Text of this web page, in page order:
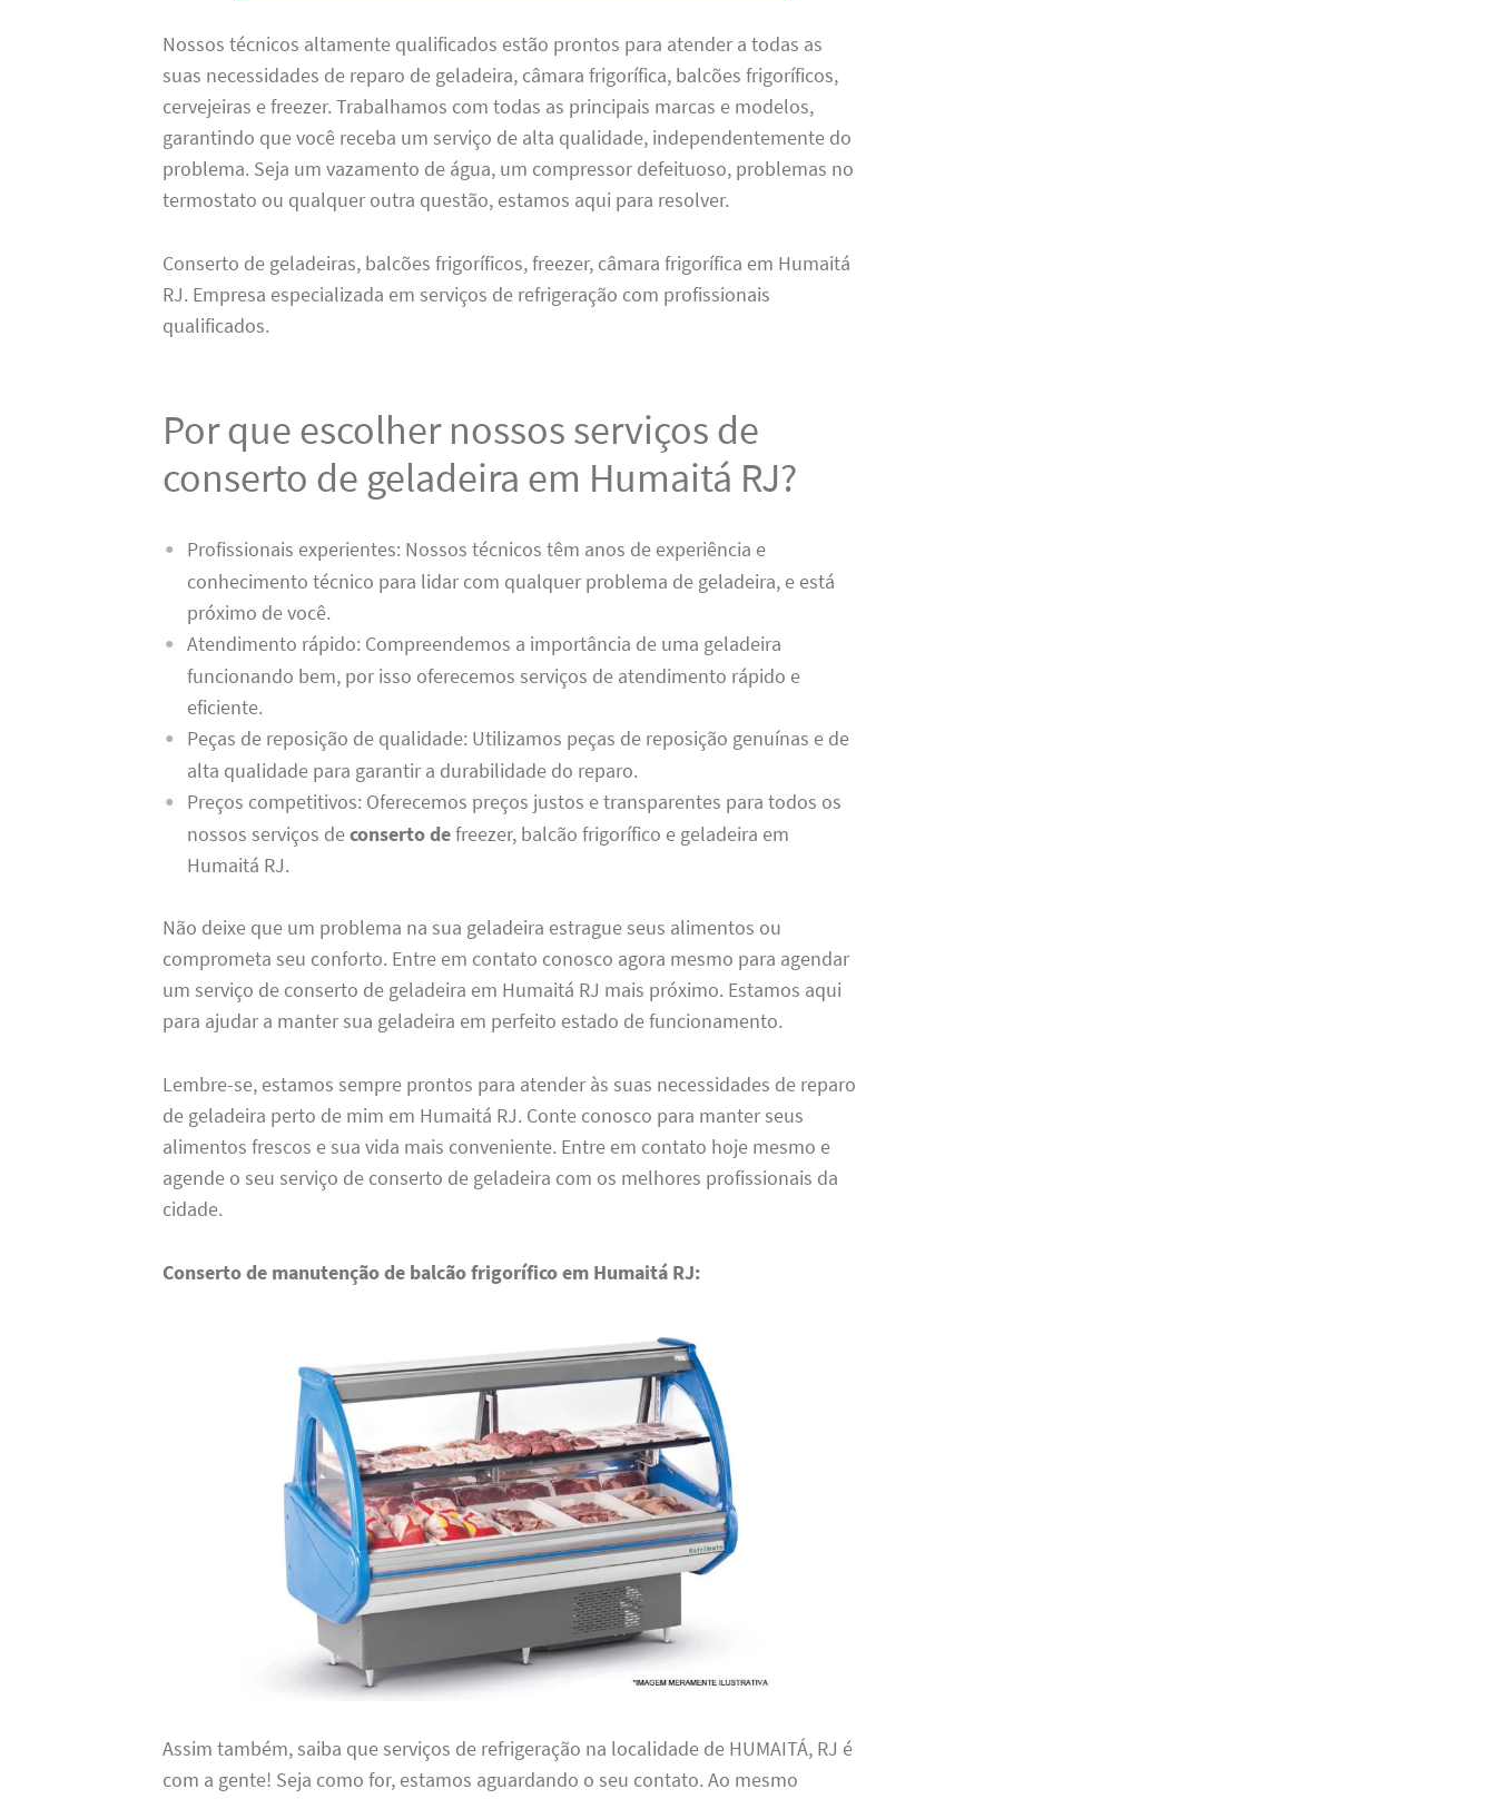
Nossos técnicos altamente qualificados estão prontos para atender a todas as
suas necessidades de reparo de geladeira, câmara frigorífica, balcões frigoríficos,
cervejeiras e freezer. Trabalhamos com todas as principais marcas e modelos,
garantindo que você receba um serviço de alta qualidade, independentemente do
problema. Seja um vazamento de água, um compressor defeituoso, problemas no
termostato ou qualquer outra questão, estamos aqui para resolver.
Conserto de geladeiras, balcões frigoríficos, freezer, câmara frigorífica em Humaitá
RJ. Empresa especializada em serviços de refrigeração com profissionais
qualificados.
Por que escolher nossos serviços de
conserto de geladeira em Humaitá RJ?
Profissionais experientes: Nossos técnicos têm anos de experiência e
conhecimento técnico para lidar com qualquer problema de geladeira, e está
próximo de você.
Atendimento rápido: Compreendemos a importância de uma geladeira
funcionando bem, por isso oferecemos serviços de atendimento rápido e
eficiente.
Peças de reposição de qualidade: Utilizamos peças de reposição genuínas e de
alta qualidade para garantir a durabilidade do reparo.
Preços competitivos: Oferecemos preços justos e transparentes para todos os
nossos serviços deconserto defreezer, balcão frigorífico e geladeira em
Humaitá RJ.
Não deixe que um problema na sua geladeira estrague seus alimentos ou
comprometa seu conforto. Entre em contato conosco agora mesmo para agendar
um serviço de conserto de geladeira em Humaitá RJ mais próximo. Estamos aqui
para ajudar a manter sua geladeira em perfeito estado de funcionamento.
Lembre-se, estamos sempre prontos para atender às suas necessidades de reparo
de geladeira perto de mim em Humaitá RJ. Conte conosco para manter seus
alimentos frescos e sua vida mais conveniente. Entre em contato hoje mesmo e
agende o seu serviço de conserto de geladeira com os melhores profissionais da
cidade.
Conserto de manutenção de balcão frigorífico em Humaitá RJ:
Assim também, saiba que serviços de refrigeração na localidade de HUMAITÁ, RJ é
com a gente! Seja como for, estamos aguardando o seu contato. Ao mesmo